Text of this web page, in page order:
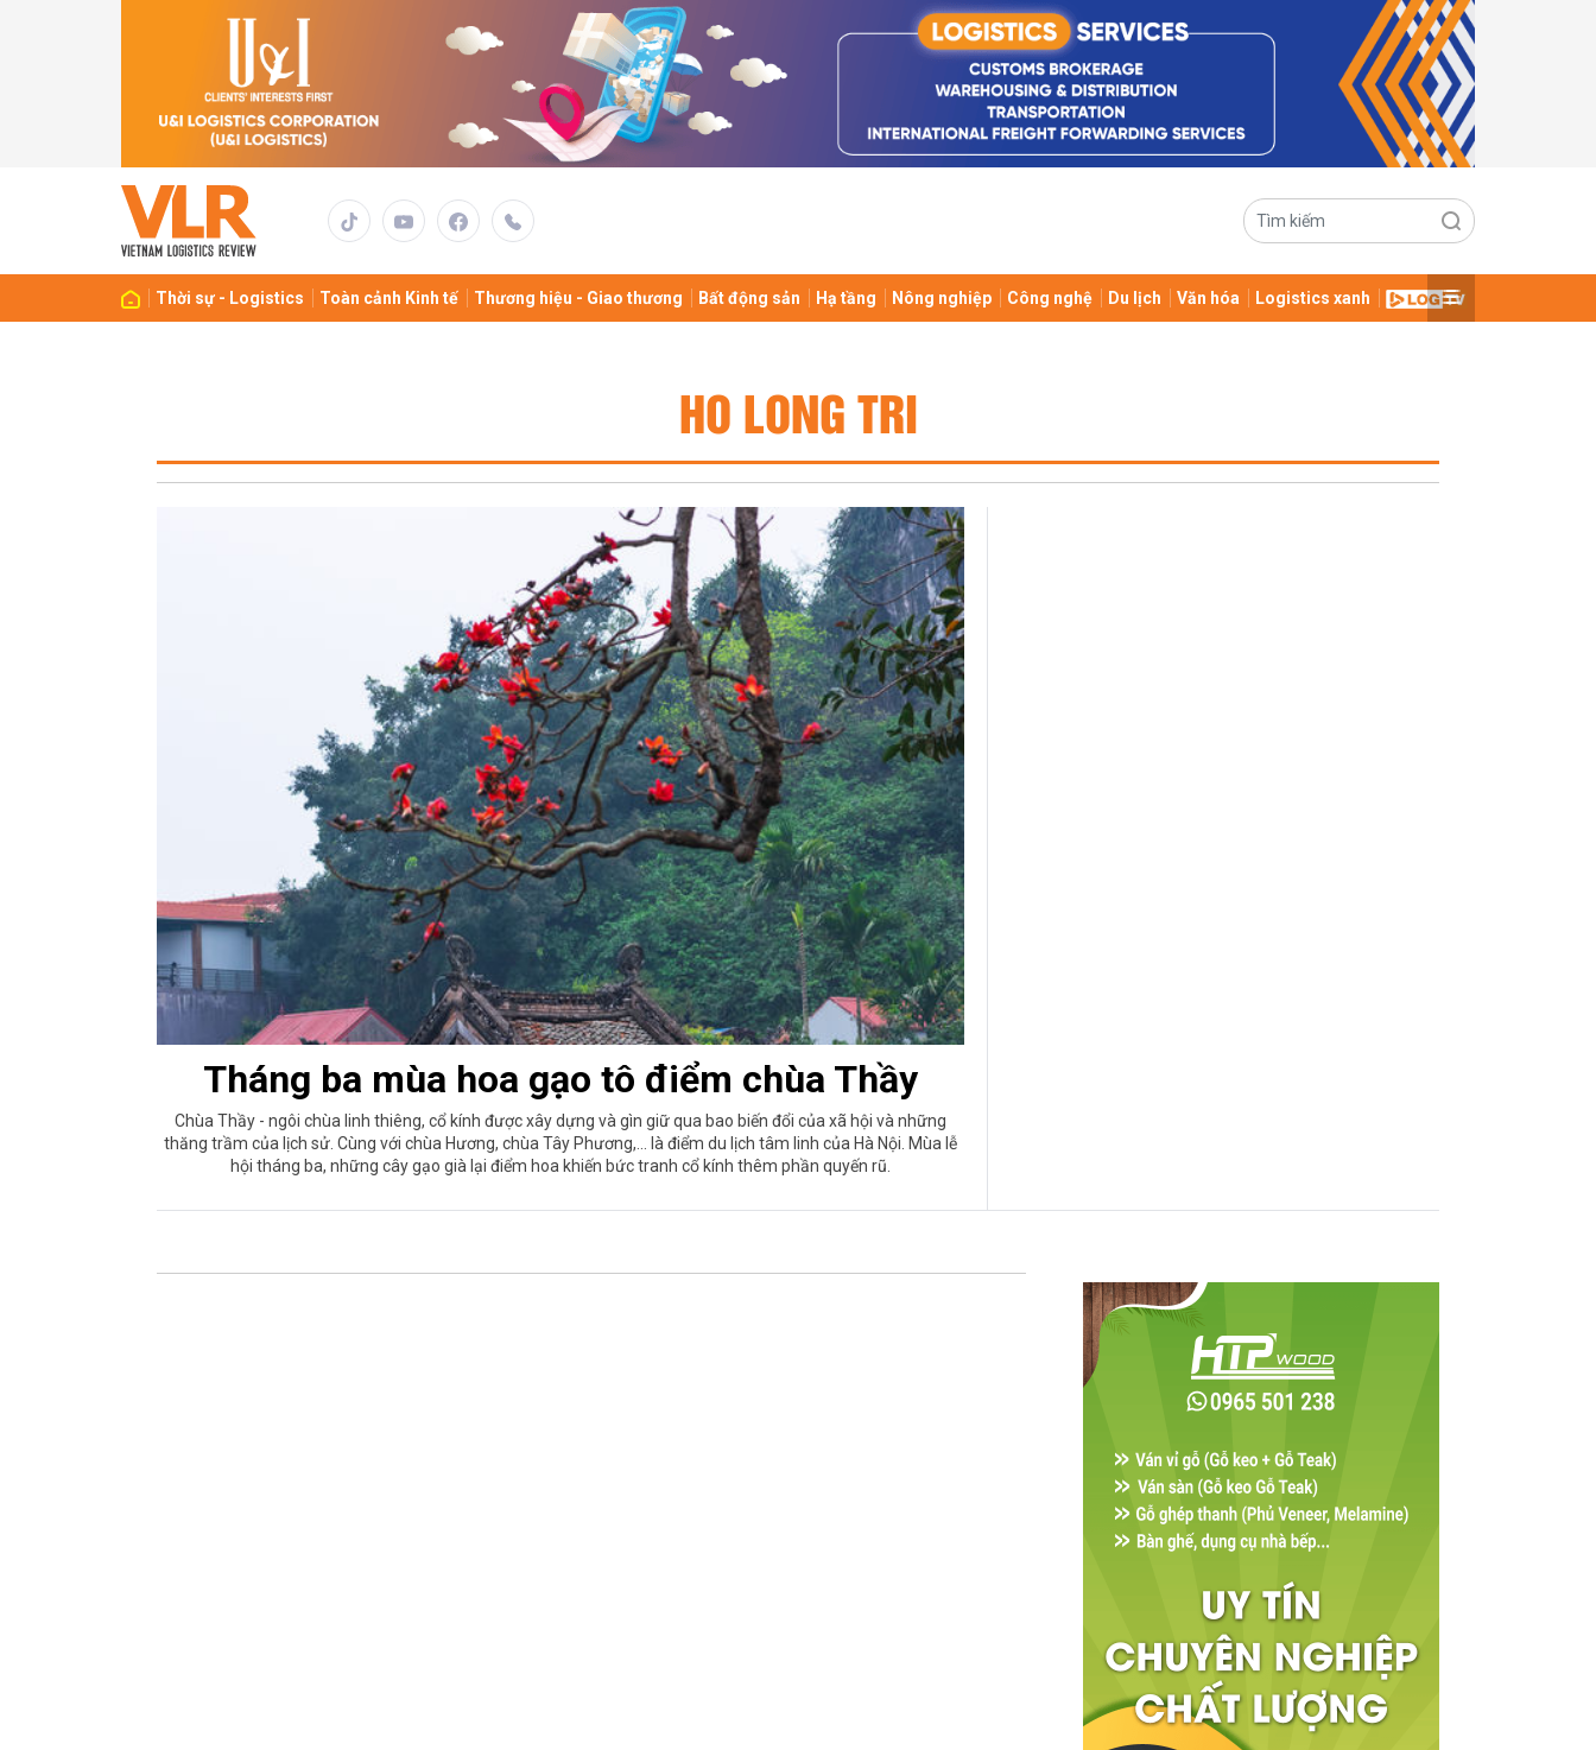
Thời sự - Logistics Toàn cảnh Kinh tế Thương hiệu - Giao thương Bất động sản Hạ tầng Nông nghiệp Công nghệ Du lịch Văn hóa Logistics xanh
HO LONG TRI
Tháng ba mùa hoa gạo tô điểm chùa Thầy
Chùa Thầy - ngôi chùa linh thiêng, cổ kính được xây dựng và gìn giữ qua bao biến đổi của xã hội và những
thăng trầm của lịch sử. Cùng với chùa Hương, chùa Tây Phương,... là điểm du lịch tâm linh của Hà Nội. Mùa lễ
hội tháng ba, những cây gạo già lại điểm hoa khiến bức tranh cổ kính thêm phần quyến rũ.